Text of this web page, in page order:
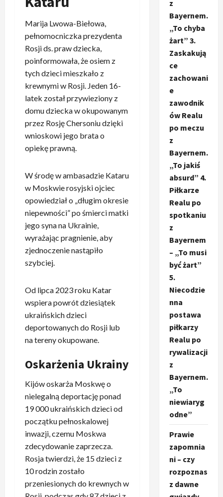
Marija Lwowa-Biełowa,
pełnomocniczka prezydenta
Rosji ds. praw dziecka,
poinformowała, że osiem z
tych dzieci mieszkało z
krewnymi w Rosji. Jeden 16-
latek został przywieziony z
domu dziecka w okupowanym
przez Rosję Chersoniu dzięki
wnioskowi jego brata o
opiekę prawną.
W środę w ambasadzie Kataru
w Moskwie rosyjski ojciec
opowiedział o „długim okresie
niepewności” po śmierci matki
jego syna na Ukrainie,
wyrażając pragnienie, aby
zjednoczenie nastąpiło
szybciej.
Od lipca 2023 roku Katar
wspiera powrót dziesiątek
ukraińskich dzieci
deportowanych do Rosji lub
na tereny okupowane.
Oskarżenia Ukrainy
Kijów oskarża Moskwę o
nielegalną deportację ponad
19 000 ukraińskich dzieci od
początku pełnoskalowej
inwazji, czemu Moskwa
zdecydowanie zaprzecza.
Rosja twierdzi, że 15 dzieci z
10 rodzin zostało
przeniesionych do krewnych w
z
Bayernem.
„To chyba
żart” 3.
Zaskakują
ce
zachowani
e
zawodnik
ów Realu
po meczu
z
Bayernem.
„To jakiś
absurd” 4.
Piłkarze
Realu po
spotkaniu
z
Bayernem
– „To musi
być żart”
5.
Niecodzie
nna
postawa
piłkarzy
Realu po
rywalizacji
z
Bayernem.
„To
niewiaryg
odne”
Prawie
zapomnia
ni – czy
rozpoznas
z dawne